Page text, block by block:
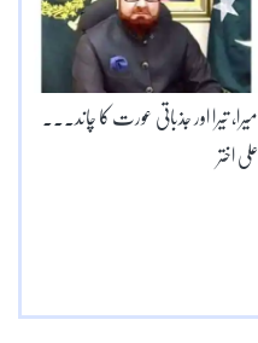
میرا، تیرا اور جذباتی عورت کا چاند۔۔۔
علی اختر